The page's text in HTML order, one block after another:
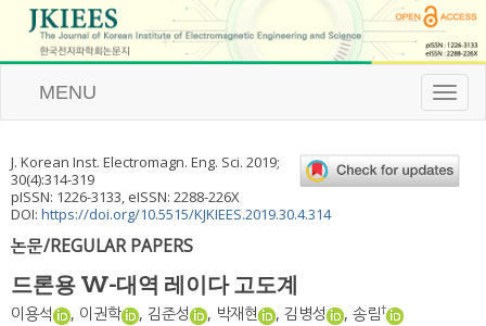
T
o
l
e
MENU
J. Korean Inst. Electromagn. Eng. Sci. 2019;
30(4):314-319
pISSN: 1226-3133, eISSN: 2288-226X
DOI: https://doi.org/10.5515/KJKIEES.2019.30.4.314
논문/REGULAR PAPERS
드론용 W-대역 레이다 고도계
이용석 , 이권학 , 김준성 , 박재현 , 김병성 , 송림†